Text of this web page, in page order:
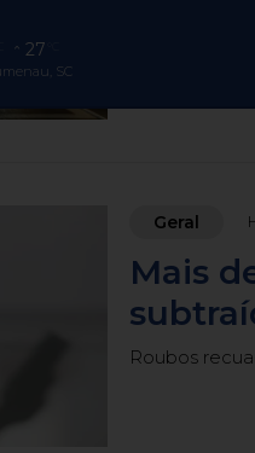
27
SC
Períodos vão
Geral
Mais
Roubos